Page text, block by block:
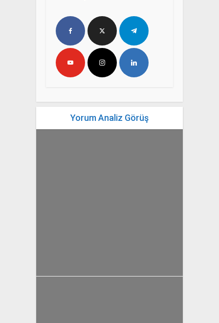
Yorum Analiz Görüş